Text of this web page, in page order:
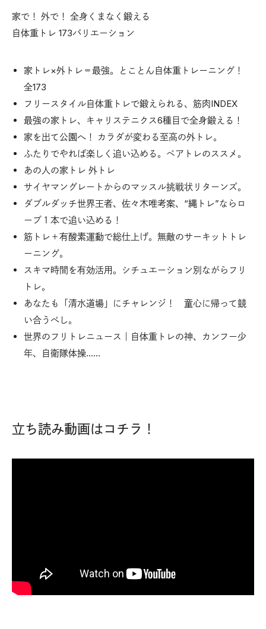
家で！ 外で！ 全身くまなく鍛える
自体重トレ 173バリエーション
家トレ×外トレ＝最強。とことん自体重トレーニング！
全173
フリースタイル自体重トレで鍛えられる、筋肉INDEX
最強の家トレ、キャリステニクス6種目で全身鍛える！
家を出て公園へ！ カラダが変わる至高の外トレ。
ふたりでやれば楽しく追い込める。ペアトレのススメ。
あの人の家トレ 外トレ
サイヤマングレートからのマッスル挑戦状リターンズ。
ダブルダッチ世界王者、佐々木唯考案、“縄トレ”ならロ
ープ１本で追い込める！
筋トレ＋有酸素運動で総仕上げ。無敵のサーキットトレ
ーニング。
スキマ時間を有効活用。シチュエーション別ながらフリ
トレ。
あなたも「清水道場」にチャレンジ！ 童心に帰って競
い合うべし。
世界のフリトレニュース｜自体重トレの神、カンフー少
年、自衛隊体操……
立ち読み動画はコチラ！